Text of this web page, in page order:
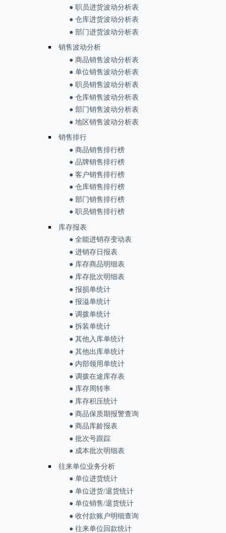
● 职员进货波动分析表
● 仓库进货波动分析表
● 部门进货波动分析表
销售波动分析
● 商品销售波动分析表
● 单位销售波动分析表
● 职员销售波动分析表
● 仓库销售波动分析表
● 部门销售波动分析表
● 地区销售波动分析表
销售排行
● 商品销售排行榜
● 品牌销售排行榜
● 客户销售排行榜
● 仓库销售排行榜
● 部门销售排行榜
● 职员销售排行榜
库存报表
● 全能进销存变动表
● 进销存日报表
● 库存商品明细表
● 库存批次明细表
● 报损单统计
● 报溢单统计
● 调拨单统计
● 拆装单统计
● 其他入库单统计
● 其他出库单统计
● 内部领用单统计
● 调拨在途库存表
● 库存周转率
● 库存积压统计
● 商品保质期报警查询
● 商品库龄报表
● 批次号跟踪
● 成本批次明细表
往来单位业务分析
● 单位进货统计
● 单位进货/退货统计
● 单位销售/退货统计
● 收付款账户明细查询
● 往来单位回款统计